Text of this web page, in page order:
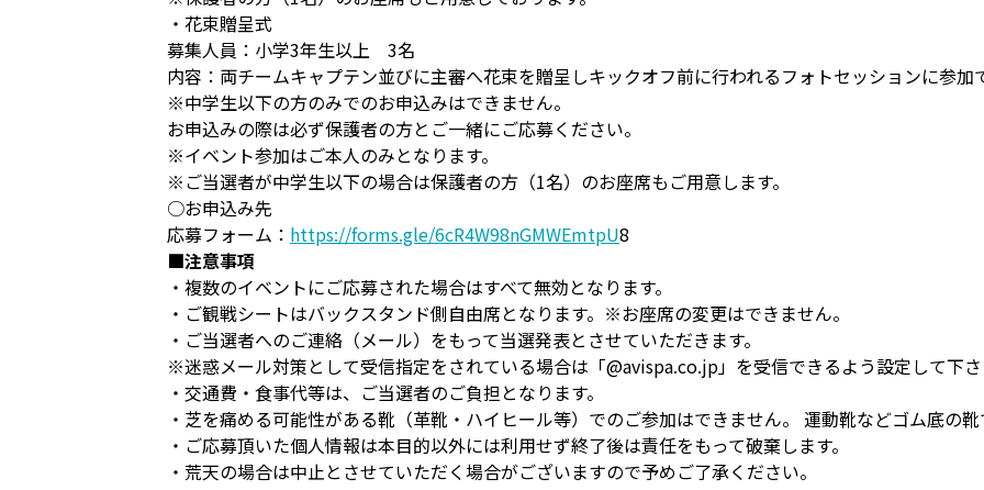
・花束贈呈式
募集人員：小学3年生以上 3名
内容：両チームキャプテン並びに主審へ花束を贈呈しキックオフ前に行われるフォトセッションに参加
※中学生以下の方のみでのお申込みはできません。
お申込みの際は必ず保護者の方とご一緒にご応募ください。
※イベント参加はご本人のみとなります。
※ご当選者が中学生以下の場合は保護者の方（1名）のお座席もご用意します。
○お申込み先
応募フォーム： https://forms.gle/6cR4W98nGMWEmtpU8
■注意事項
・複数のイベントにご応募された場合はすべて無効となります。
・ご観戦シートはバックスタンド側自由席となります。※お座席の変更はできません。
・ご当選者へのご連絡（メール）をもって当選発表とさせていただきます。
※迷惑メール対策として受信指定をされている場合は「@avispa.co.jp」を受信できるよう設定して下さ
・交通費・食事代等は、ご当選者のご負担となります。
・芝を痛める可能性がある靴（革靴・ハイヒール等）でのご参加はできません。 運動靴などゴム底の靴
・ご応募頂いた個人情報は本目的以外には利用せず終了後は責任をもって破棄します。
・荒天の場合は中止とさせていただく場合がございますので予めご了承ください。